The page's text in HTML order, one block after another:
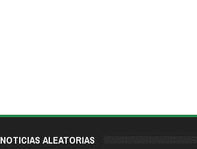
NOTICIAS ALEATORIAS